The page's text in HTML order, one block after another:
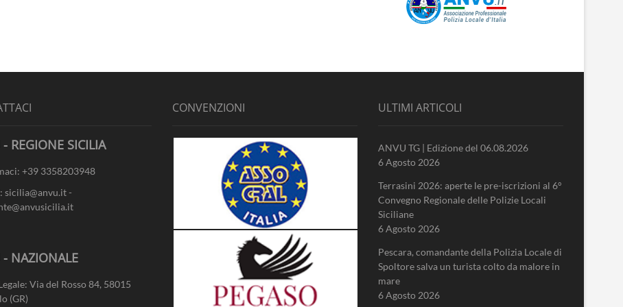
REGIONE SICILIA
+39 3358203948
sicilia@anvu.it -
NAZIONALE
Via del Rosso 84, 58015
(GR)
CONVENZIONI ULTIMI ARTICOLI
ANVU TG | Edizione del 06.08.2026
6 Agosto 2026
Terrasini 2026: aperte le pre-iscrizioni al 6°
Convegno Regionale delle Polizie Locali
Siciliane
6 Agosto 2026
Pescara, comandante della Polizia Locale di
Spoltore salva un turista colto da malore in
mare
6 Agosto 2026